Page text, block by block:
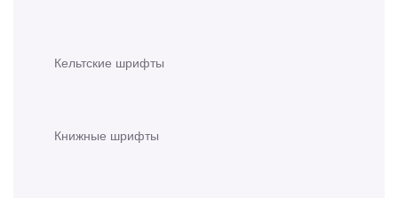
Кельтские шрифты
Книжные шрифты